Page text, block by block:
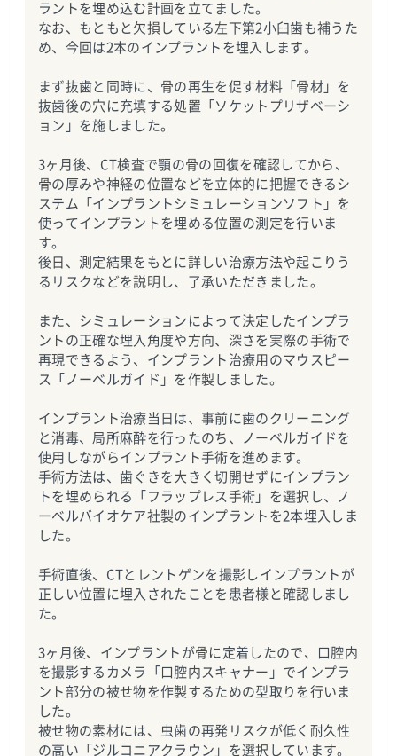
ラントを埋め込む計画を立てました。
なお、もともと欠損している左下第2小臼歯も補うた
め、今回は2本のインプラントを埋入します。
まず抜歯と同時に、骨の再生を促す材料「骨材」を
抜歯後の穴に充填する処置「ソケットプリザベーシ
ョン」を施しました。
3ヶ月後、CT検査で顎の骨の回復を確認してから、
骨の厚みや神経の位置などを立体的に把握できるシ
ステム「インプラントシミュレーションソフト」を
使ってインプラントを埋める位置の測定を行いま
す。
後日、測定結果をもとに詳しい治療方法や起こりう
るリスクなどを説明し、了承いただきました。
また、シミュレーションによって決定したインプラ
ントの正確な埋入角度や方向、深さを実際の手術で
再現できるよう、インプラント治療用のマウスピー
ス「ノーベルガイド」を作製しました。
インプラント治療当日は、事前に歯のクリーニング
と消毒、局所麻酔を行ったのち、ノーベルガイドを
使用しながらインプラント手術を進めます。
手術方法は、歯ぐきを大きく切開せずにインプラン
トを埋められる「フラップレス手術」を選択し、ノ
ーベルバイオケア社製のインプラントを2本埋入しま
した。
手術直後、CTとレントゲンを撮影しインプラントが
正しい位置に埋入されたことを患者様と確認しまし
た。
3ヶ月後、インプラントが骨に定着したので、口腔内
を撮影するカメラ「口腔内スキャナー」でインプラ
ント部分の被せ物を作製するための型取りを行いま
した。
被せ物の素材には、虫歯の再発リスクが低く耐久性
の高い「ジルコニアクラウン」を選択しています。